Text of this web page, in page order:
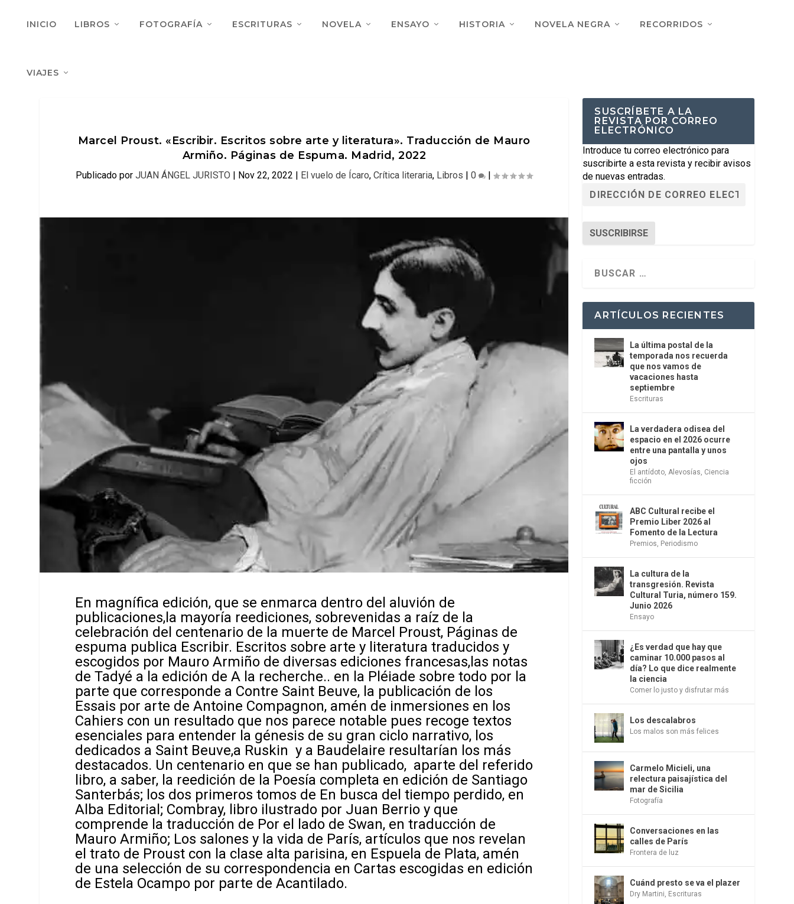
INICIO LIBROS FOTOGRAFÍA ESCRITURAS NOVELA ENSAYO HISTORIA NOVELA NEGRA RECORRIDOS
VIAJES
Marcel Proust. «Escribir. Escritos sobre arte y literatura». Traducción de Mauro
Armiño. Páginas de Espuma. Madrid, 2022
Publicado porJUAN ÁNGEL JURISTO | Nov 22, 2022 | El vuelo de Ícaro,Crítica literaria, Libros |0 |
En magnífica edición, que se enmarca dentro del aluvión de
publicaciones,la mayoría reediciones, sobrevenidas a raíz de la
celebración del centenario de la muerte de Marcel Proust, Páginas de
espuma publica Escribir. Escritos sobre arte y literatura traducidos y
escogidos por Mauro Armiño de diversas ediciones francesas,las notas
de Tadyé a la edición deA la recherche.. en la Pléiade sobre todo por la
parte que corresponde a Contre Saint Beuve, la publicación de los
Essais por arte de Antoine Compagnon, amén de inmersiones en los
Cahiers con un resultado que nos parece notable pues recoge textos
esenciales para entender la génesis de su gran ciclo narrativo, los
dedicados a Saint Beuve,a Ruskin y a Baudelaire resultarían los más
destacados. Un centenario en que se han publicado, aparte del referido
libro, a saber, la reedición de la Poesía completa en edición de Santiago
Santerbás; los dos primeros tomos de En busca del tiempo perdido, en
Alba Editorial; Combray, libro ilustrado por Juan Berrio y que
comprende la traducción de Por el lado de Swan, en traducción de
Mauro Armiño; Los salones y la vida de París, artículos que nos revelan
el trato de Proust con la clase alta parisina, en Espuela de Plata, amén
de una selección de su correspondencia en Cartas escogidas en edición
de Estela Ocampo por parte de Acantilado.
SUSCRÍBETE A LA
REVISTA POR CORREO
ELECTRÓNICO
Introduce tu correo electrónico para
suscribirte a esta revista y recibir avisos
de nuevas entradas.
SUSCRIBIRSE
ARTÍCULOS RECIENTES
La última postal de la
temporada nos recuerda
que nos vamos de
vacaciones hasta
septiembre
Escrituras
La verdadera odisea del
espacio en el 2026 ocurre
entre una pantalla y unos
ojos
El antídoto Alevosías Ciencia
ficción
ABC Cultural recibe el
Premio Liber 2026 al
Fomento de la Lectura
Premios Periodismo
La cultura de la
transgresión. Revista
Cultural Turia, número 159.
Junio 2026
Ensayo
¿Es verdad que hay que
caminar 10.000 pasos al
día? Lo que dice realmente
la ciencia
Comer lo justo y disfrutar más
Los descalabros
Los malos son más felices
Carmelo Micieli, una
relectura paisajística del
mar de Sicilia
Fotografía
Conversaciones en las
calles de París
Frontera de luz
Cuánd presto se va el plazer
Dry Martini Escrituras